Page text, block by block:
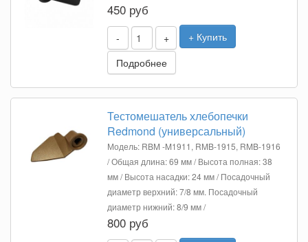
450 руб
- +
+ Купить
Подробнее
Тестомешатель хлебопечки
Redmond (универсальный)
Модель: RBM -M1911, RMB-1915, RMB-1916
/ Общая длина: 69 мм / Высота полная: 38
мм / Высота насадки: 24 мм / Посадочный
диаметр верхний: 7/8 мм. Посадочный
диаметр нижний: 8/9 мм /
800 руб